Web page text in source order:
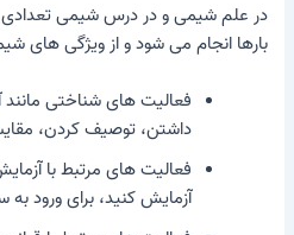
در علم شیمی و در درس شیمی تعدادی
بارها انجام می شود و از ویژگی های
فعالیت های شناختی
داشتن،توصیف کردن،
فعالیت های مرتبط با
آزمایش کنید،برای ورود